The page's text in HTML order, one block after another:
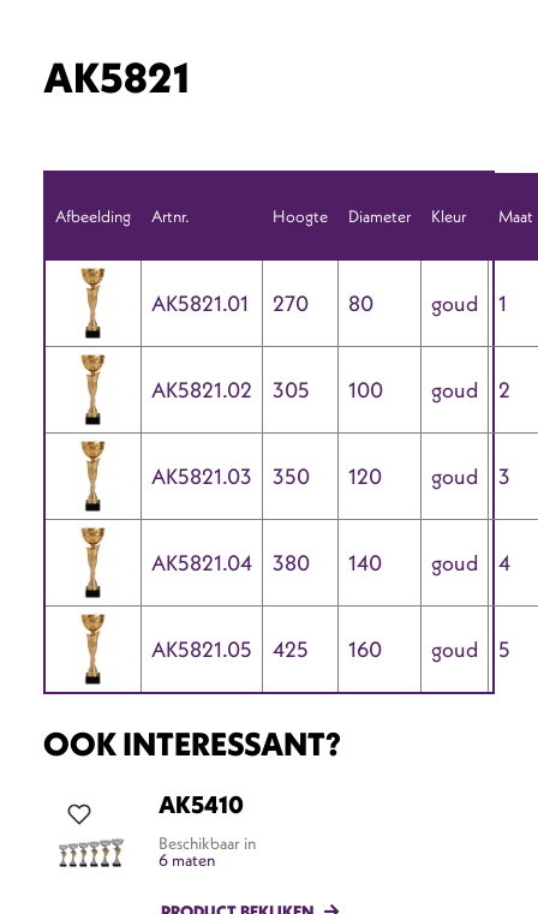
AK5821
Afbeelding Artnr. Hoogte Diameter Kleur Maat
AK5821.01 270 80 goud 1
AK5821.02 305 100 goud 2
AK5821.03 350 120 goud 3
AK5821.04 380 140 goud 4
AK5821.05 425 160 goud 5
OOK INTERESSANT?
AK5410
Beschikbaar in
6 maten